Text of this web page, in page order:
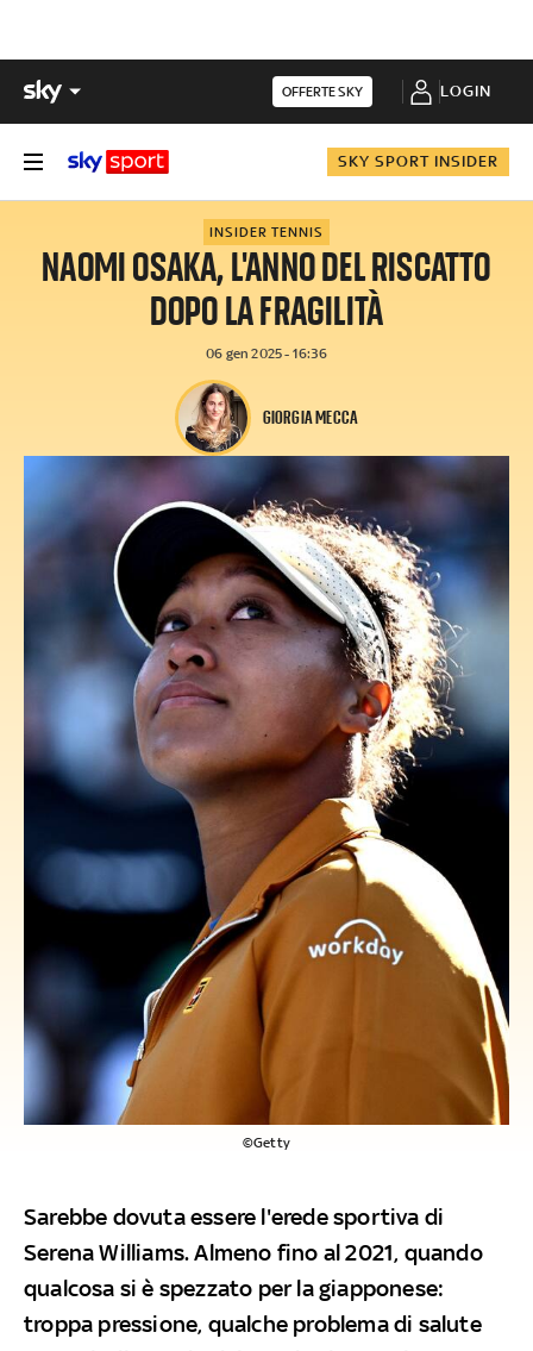
OFFERTE SKY LOGIN
SKY SPORT INSIDER
INSIDER TENNIS
NAOMI OSAKA, L'ANNO DEL RISCATTO
DOPO LA FRAGILITÀ
06 gen 2025 - 16:36
GIORGIA MECCA
©Getty
Sarebbe dovuta essere l'erede sportiva di
Serena Williams. Almeno fino al 2021, quando
qualcosa si è spezzato per la giapponese:
troppa pressione, qualche problema di salute